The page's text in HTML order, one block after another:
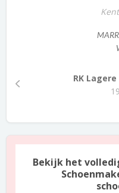
RK
Bekijk het